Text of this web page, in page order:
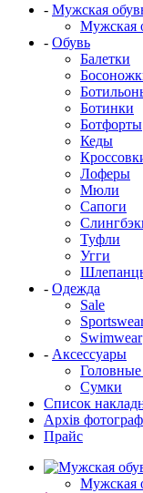
- Мужская
Мужская
- Обувь
Балетки
Ботинки
Ботфорты
Кеды
Лоферы
Мюли
Сапоги
Туфли
Угги
- Одежда
Sale
Swimwear
- Аксессуары
Сумки
Список
Архів
Прайс
Мужская